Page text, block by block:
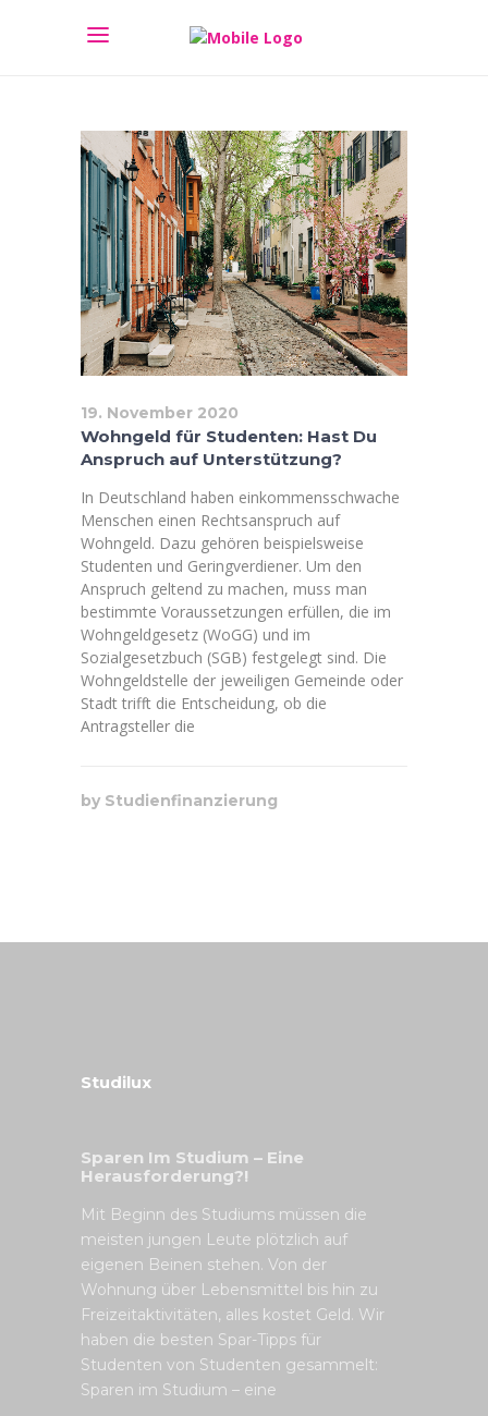
19. November 2020
Wohngeld für Studenten: Hast Du
Anspruch auf Unterstützung?
In Deutschland haben einkommensschwache
Menschen einen Rechtsanspruch auf
Wohngeld. Dazu gehören beispielsweise
Studenten und Geringverdiener. Um den
Anspruch geltend zu machen, muss man
bestimmte Voraussetzungen erfüllen, die im
Wohngeldgesetz (WoGG) und im
Sozialgesetzbuch (SGB) festgelegt sind. Die
Wohngeldstelle der jeweiligen Gemeinde oder
Stadt trifft die Entscheidung, ob die
Antragsteller die
by Studienfinanzierung
Studilux
Sparen Im Studium – Eine
Herausforderung?!
Mit Beginn des Studiums müssen die
meisten jungen Leute plötzlich auf
eigenen Beinen stehen. Von der
Wohnung über Lebensmittel bis hin zu
Freizeitaktivitäten, alles kostet Geld. Wir
haben die besten Spar-Tipps für
Studenten von Studenten gesammelt:
Sparen im Studium – eine